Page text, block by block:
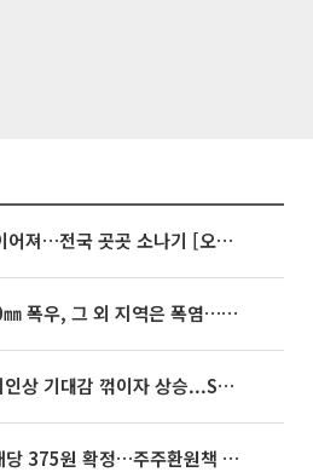
35도 안팎 무더위 이어져…전국 곳곳 소나기 [오늘 날씨]
동해안은 시간당 80㎜ 폭우, 그 외 지역은 폭염…‘극과 극 날씨’
뉴욕증시, 연준 금리인상 기대감 꺾이자 상승...S&P500 사상 최고치 [종합]
SK하이닉스, 분기배당 375원 확정…주주환원책 9월로 앞당겨 발표